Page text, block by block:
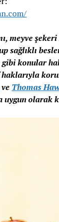
meyve
sağlıklı
konular
ve Thomas
uygun olarak